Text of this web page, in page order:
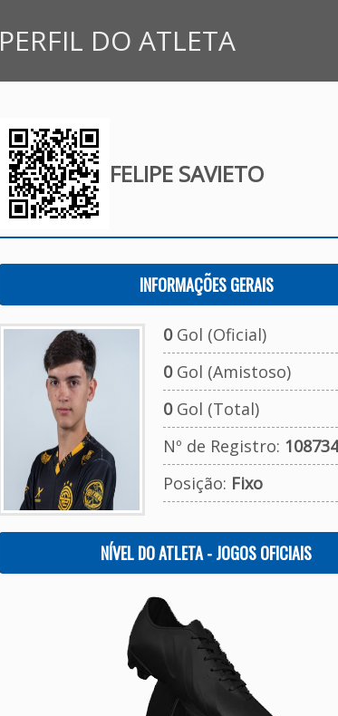
PERFIL DO ATLETA
FELIPE SAVIETO
INFORMAÇÕES GERAIS
0Gol (Oficial)
0Gol (Amistoso)
0Gol (Total)
Nº de Registro: 108734
Posição: Fixo
NÍVEL DO ATLETA - JOGOS OFICIAIS